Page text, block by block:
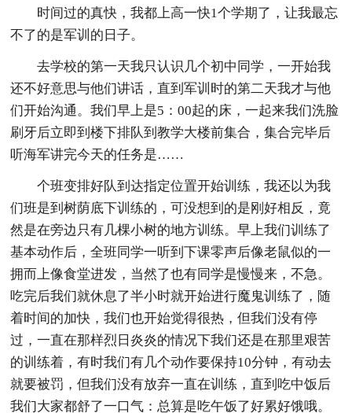
时间过的真快，我都上高一快1个学期了，让我最忘
不了的是军训的日子。
去学校的第一天我只认识几个初中同学，一开始我
还不好意思与他们讲话，直到军训时的第二天我才与他
们开始沟通。我们早上是5：00起的床，一起来我们洗脸
刷牙后立即到楼下排队到教学大楼前集合，集合完毕后
听海军讲完今天的任务是……
个班变排好队到达指定位置开始训练，我还以为我
们班是到树荫底下训练的，可没想到的是刚好相反，竟
然是在旁边只有几棵小树的地方训练。早上我们训练了
基本动作后，全班同学一听到下课零声后像老鼠似的一
拥而上像食堂进发，当然了也有同学是慢慢来，不急。
吃完后我们就休息了半小时就开始进行魔鬼训练了，随
着时间的加快，我们也开始觉得很热，但我们没有停
过，一直在那样烈日炎炎的情况下我们还是在那里艰苦
的训练着，有时我们有几个动作要保持10分钟，有动去
就要被罚，但我们没有放弃一直在训练，直到吃中饭后
我们大家都舒了一口气：总算是吃午饭了好累好饿哦。